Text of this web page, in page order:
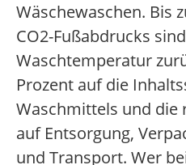
Wäschewaschen. Bis
CO2-Fußabdrucks
Waschtemperatur
Prozent auf die
Waschmittels und die
auf Entsorgung,
und Transport. Wer